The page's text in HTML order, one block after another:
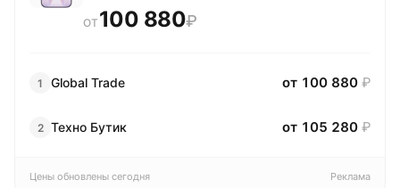
ОТ 100 880₽
1 Global Trаde от 100 880 ₽
2 Техно Бутик от 105 280 ₽
Цены обновлены сегодня Реклама